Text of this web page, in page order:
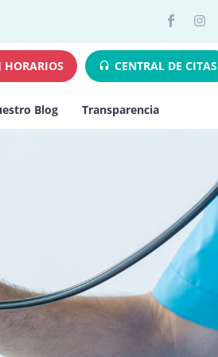
HORARIOS CENTRAL DE CITAS
Blog Transparencia